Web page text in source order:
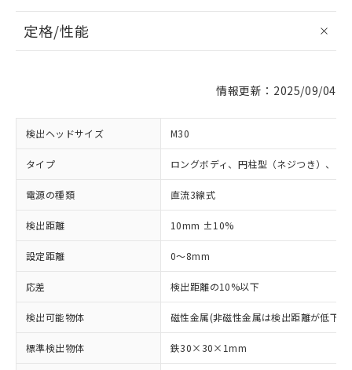
定格/性能
情報更新：2025/09/04
検出ヘッドサイズ M30
タイプ ロングボディ、円柱型（ネジつき）、シ
電源の種類 直流3線式
検出距離 10mm ±10%
設定距離 0～8mm
応差 検出距離の10%以下
検出可能物体 磁性金属(非磁性金属は検出距離が低下し
標準検出物体 鉄30×30×1mm